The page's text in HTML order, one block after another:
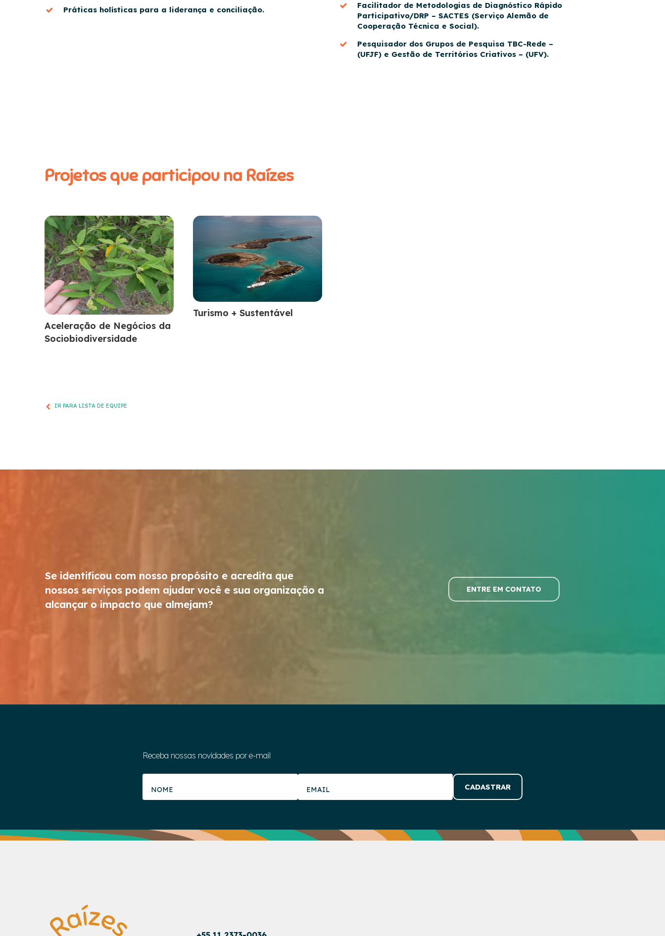
Práticas holísticas para a liderança e conciliação.
Facilitador de Metodologias de Diagnóstico Rápido
Participativo/DRP – SACTES (Serviço Alemão de
Cooperação Técnica e Social).
Pesquisador dos Grupos de Pesquisa TBC-Rede –
(UFJF) e Gestão de Territórios Criativos – (UFV).
Projetos que participou na Raízes
Aceleração de Negócios da
Sociobiodiversidade
Turismo + Sustentável
IR PARA LISTA DE EQUIPE
Se identificou com nosso propósito e acredita que
nossos serviços podem ajudar você e sua organização a
alcançar o impacto que almejam?
ENTRE EM CONTATO
Receba nossas novidades por e-mail